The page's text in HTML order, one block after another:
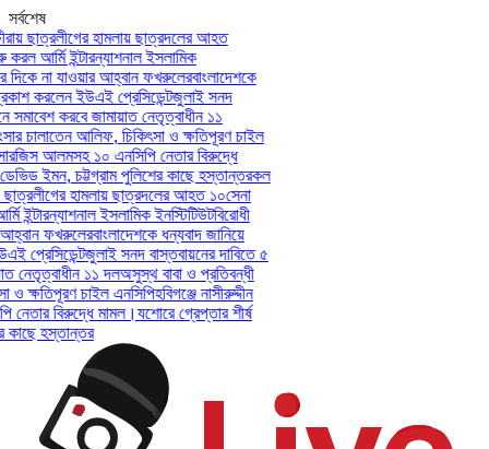
সর্বশেষ
ছাত্রলীগের হামলায় ছাত্রদলের আহত
আর্মি ইন্টারন্যাশনাল ইসলামিক
না যাওয়ার আহ্বান ফখরুলেরবাংলাদেশকে
করলেন ইউএই প্রেসিডেন্টজুলাই সনদ
করবে জামায়াত নেতৃত্বাধীন ১১
চালাতেন আলিফ, চিকিৎসা ও ক্ষতিপূরণ চাইল
আলমসহ ১০ এনসিপি নেতার বিরুদ্ধে
ইমন, চট্টগ্রাম পুলিশের কাছে হস্তান্তরকল
হামলায় ছাত্রদলের আহত ১০সেনা
ইসলামিক ইনস্টিটিউটবিরোধী
ফখরুলেরবাংলাদেশকে ধন্যবাদ জানিয়ে
প্রেসিডেন্টজুলাই সনদ বাস্তবায়নের দাবিতে ৫
নেতৃত্বাধীন ১১ দলঅসুস্থ বাবা ও প্রতিবন্ধী
ক্ষতিপূরণ চাইল এনসিপিহবিগঞ্জে নাসীরুদ্দীন
বিরুদ্ধে মামল।যশোরে গ্রেপ্তার শীর্ষ
হস্তান্তর